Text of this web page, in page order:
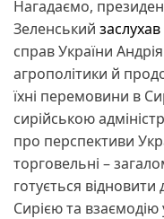
Нагадаємо,
Зеленський
справ України
агрополітики й
їхні перемовини в
сирійською
про перспективи
торговельні –
готується
Сирією та взаємодію